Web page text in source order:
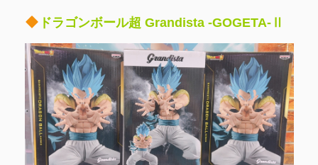
ドラゴンボール超 Grandista -GOGETA-Ⅱ